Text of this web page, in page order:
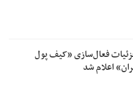
فعال‌سازی «کیف پول
اعلام شد